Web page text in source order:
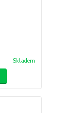
Skladem